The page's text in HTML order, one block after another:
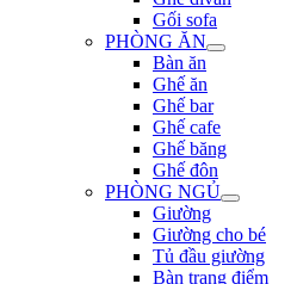
Gối sofa
PHÒNG ĂN
Bàn ăn
Ghế ăn
Ghế bar
Ghế cafe
Ghế băng
Ghế đôn
PHÒNG NGỦ
Giường
Giường cho bé
Tủ đầu giường
Bàn trang điểm